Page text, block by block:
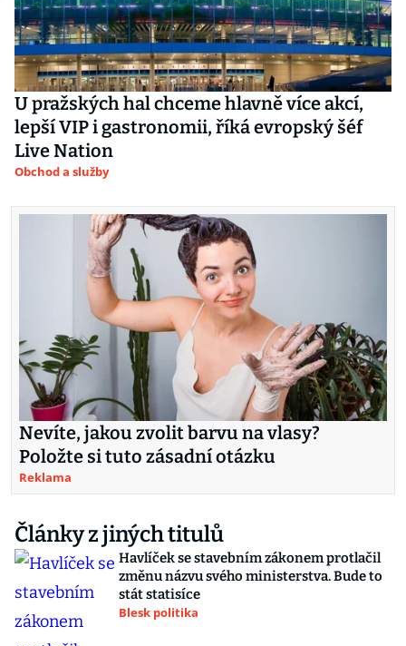
U pražských hal chceme hlavně více akcí,
lepší VIP i gastronomii, říká evropský šéf
Live Nation
Obchod a služby
Nevíte, jakou zvolit barvu na vlasy?
Položte si tuto zásadní otázku
Reklama
Články z jiných titulů
Havlíček se stavebním zákonem protlačil
změnu názvu svého ministerstva. Bude to
stát statisíce
Blesk politika